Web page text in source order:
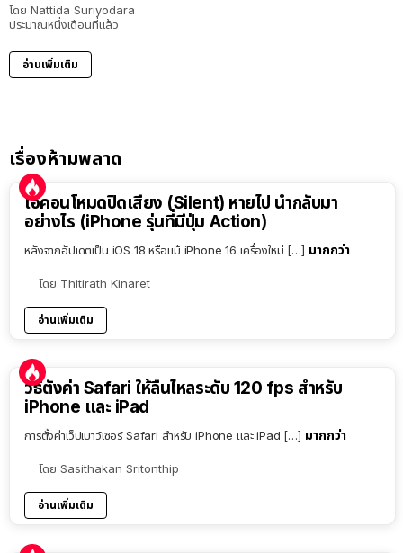
โดย Nattida Suriyodara
ประมาณหนึ่งเดือนที่แล้ว
อ่านเพิ่มเติม
เรื่องห้ามพลาด
ไอคอนโหมดปิดเสียง (Silent) หายไป นำกลับมา
อย่างไร (iPhone รุ่นที่มีปุ่ม Action)
หลังจากอัปเดตเป็น iOS 18 หรือแม้ iPhone 16 เครื่องใหม่ […] มากกว่า
โดย Thitirath Kinaret
อ่านเพิ่มเติม
วิธีตั้งค่า Safari ให้ลื่นไหลระดับ 120 fps สำหรับ
iPhone และ iPad
การตั้งค่าเว็ปเบาว์เซอร์ Safari สำหรับ iPhone และ iPad […] มากกว่า
โดย Sasithakan Sritonthip
อ่านเพิ่มเติม